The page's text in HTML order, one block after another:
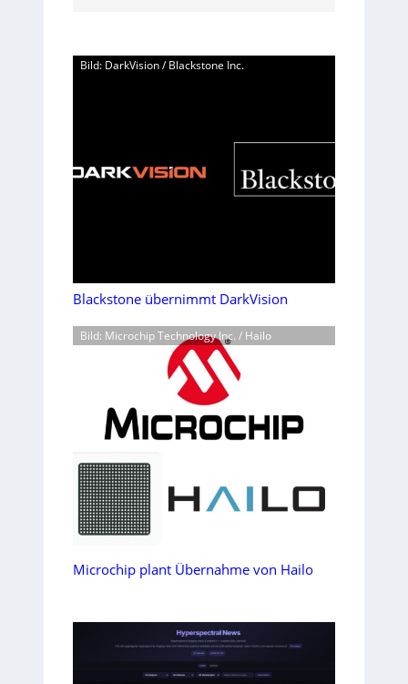
Bild: DarkVision / Blackstone Inc.
Blackstone übernimmt DarkVision
Bild: Microchip Technology Inc. / Hailo
Microchip plant Übernahme von Hailo